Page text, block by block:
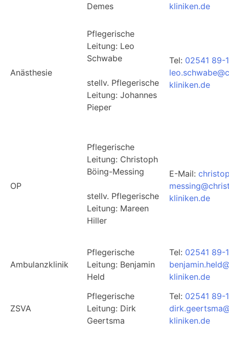
Demes
kliniken.de
Anästhesie
Pflegerische
Leitung: Leo
Schwabe
stellv. Pflegerische
Leitung: Johannes
Pieper
Tel: 02541 89-
kliniken.de
OP
Pflegerische
Leitung: Christoph
Böing-Messing
stellv. Pflegerische
Leitung: Mareen
Hiller
E-Mail:
kliniken.de
Ambulanzklinik
Pflegerische
Leitung: Benjamin
Held
Tel: 02541 89-
kliniken.de
ZSVA
Pflegerische
Leitung: Dirk
Geertsma
Tel: 02541 89-
kliniken.de